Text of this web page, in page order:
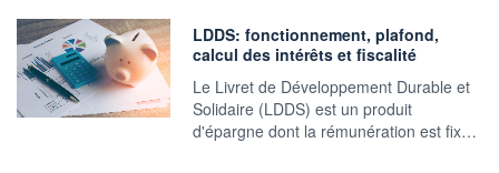
LDDS: fonctionnement, plafond,
calcul des intérêts et fiscalité
Le Livret de Développement Durable et
Solidaire (LDDS) est un produit
d'épargne dont la rémunération est fix…